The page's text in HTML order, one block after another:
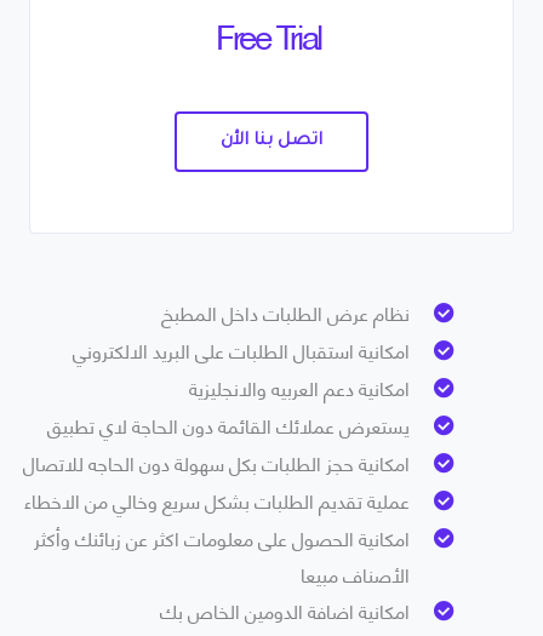
Free Trial
اتصل بنا الأن
نظام عرض الطلبات داخل المطبخ
امكانية استقبال الطلبات على البريد الالكتروني
امكانية دعم العربيه والانجليزية
يستعرض عملائك القائمة دون الحاجة لاي تطبيق
امكانية حجز الطلبات بكل سهولة دون الحاجه للاتصال
عملية تقديم الطلبات بشكل سريع وخالي من الاخطاء
امكانية الحصول على معلومات اكثر عن زبائنك وأكثر
الأصناف مبيعا
امكانية اضافة الدومين الخاص بك